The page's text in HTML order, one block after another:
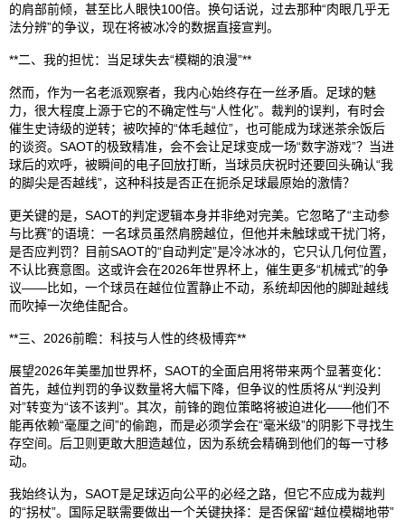
的肩部前倾，甚至比人眼快100倍。换句话说，过去那种“肉眼几乎无
法分辨”的争议，现在将被冰冷的数据直接宣判。
**二、我的担忧：当足球失去“模糊的浪漫”**
然而，作为一名老派观察者，我内心始终存在一丝矛盾。足球的魅
力，很大程度上源于它的不确定性与“人性化”。裁判的误判，有时会
催生史诗级的逆转；被吹掉的“体毛越位”，也可能成为球迷茶余饭后
的谈资。SAOT的极致精准，会不会让足球变成一场“数字游戏”？当进
球后的欢呼，被瞬间的电子回放打断，当球员庆祝时还要回头确认“我
的脚尖是否越线”，这种科技是否正在扼杀足球最原始的激情？
更关键的是，SAOT的判定逻辑本身并非绝对完美。它忽略了“主动参
与比赛”的语境：一名球员虽然肩膀越位，但他并未触球或干扰门将，
是否应判罚？目前SAOT的“自动判定”是冷冰冰的，它只认几何位置，
不认比赛意图。这或许会在2026年世界杯上，催生更多“机械式”的争
议——比如，一个球员在越位位置静止不动，系统却因他的脚趾越线
而吹掉一次绝佳配合。
**三、2026前瞻：科技与人性的终极博弈**
展望2026年美墨加世界杯，SAOT的全面启用将带来两个显著变化：
首先，越位判罚的争议数量将大幅下降，但争议的性质将从“判没判
对”转变为“该不该判”。其次，前锋的跑位策略将被迫进化——他们不
能再依赖“毫厘之间”的偷跑，而是必须学会在“毫米级”的阴影下寻找生
存空间。后卫则更敢大胆造越位，因为系统会精确到他们的每一寸移
动。
我始终认为，SAOT是足球迈向公平的必经之路，但它不应成为裁判
的“拐杖”。国际足联需要做出一个关键抉择：是否保留“越位模糊地带”